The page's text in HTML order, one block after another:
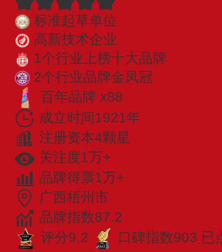
标准起草单位
高新技术企业
1个行业上榜十大品牌
2个行业品牌金凤冠
百年品牌 x88
成立时间1921年
注册资本4颗星
关注度1万+
品牌得票1万+
广西梧州市
品牌指数87.2
评分9.2
口碑指数903 已